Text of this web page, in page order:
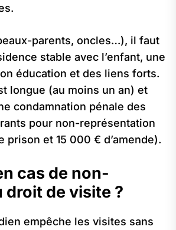
parents, oncles…), il faut
stable avec l’enfant, une
éducation et des liens forts.
longue (au moins un an) et
condamnation pénale des
pour non-représentation
prison et 15 000 € d’amende).
cas de non-
droit de visite ?
empêche les visites sans